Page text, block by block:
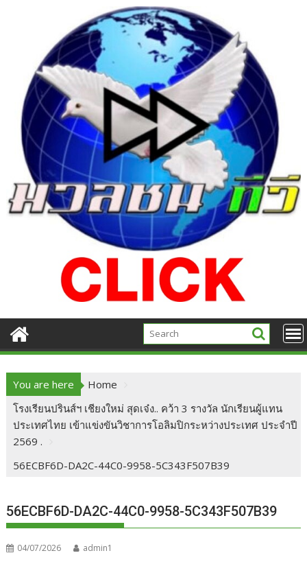
You are here
Home
โรงเรียนปรินส์ฯ เชียงใหม่ สุดเจ๋ง.. คว้า 3 รางวัล นักเรียนผู้แทน
ประเทศไทย เข้าแข่งขันวิชาการโอลิมปิกระหว่างประเทศ ประจำปี
2569 .
56ECBF6D-DA2C-44C0-9958-5C343F507B39
56ECBF6D-DA2C-44C0-9958-5C343F507B39
04/07/2026 admin1